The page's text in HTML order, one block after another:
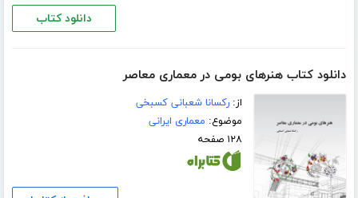
دانلود کتاب
دانلود کتاب هنرهای بومی در معماری معاصر
از:رکسانا شعبانی کسبخی
موضوع: معماری ایرانی
۱۲۸ صفحه